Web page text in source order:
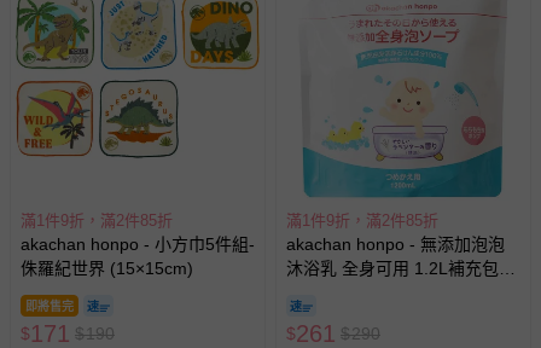
滿1件9折，滿2件85折
akachan honpo - 小方巾5件組-
侏羅紀世界 (15×15cm)
即將售完
$171 $190
滿1件9折，滿2件85折
akachan honpo - 無添加泡泡
沐浴乳 全身可用 1.2L補充包
$261 $290